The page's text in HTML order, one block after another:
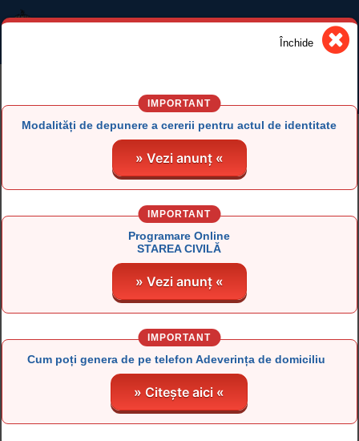
Informaţii Evidenţa Persoanelor
Informaţii Stare Civilă
PROGRAM DE LUCRU CU
PROGRAMARE ONLINE
EVIDENȚA
PERSOANELOR
PROGRAMARE ONLINE
Certificat atestare
electronică de identitate
Extras de carte funciară
ONLINE
Închide
Modalități de depunere a cererii pentru actul de identitate
» Vezi anunț «
Programare Online
STAREA CIVILĂ
» Vezi anunț «
Cum poți genera de pe telefon Adeverința de domiciliu
» Citește aici «